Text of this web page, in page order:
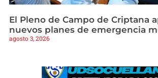
El Pleno de Campo de Criptana
nuevos planes de emergencia
agosto 3, 2026